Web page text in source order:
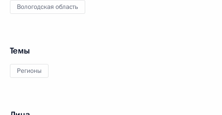
Вологодская область
Темы
Регионы